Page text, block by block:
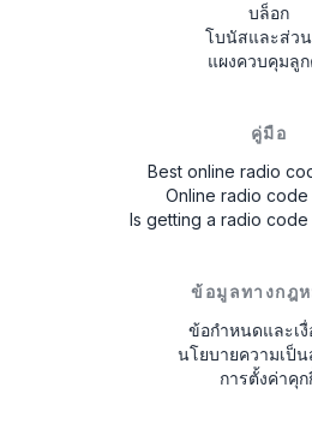
บล็อก
โบนัสและส่ว
แผงควบคุมลู
คู่มือ
Best online radio
Online radio
Is getting a radio code
ข้อมูลทางกฎ
ข้อกำหนดและเ
นโยบายความเป็
การตั้งค่าคุก